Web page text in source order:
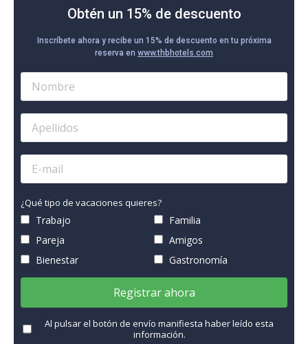
Obtén un 15% de descuento
Inscríbete ahora y recibe un 15% de descuento en tu próxima
reserva en www.thbhotels.com
¿Qué tipo de vacaciones quieres?
Trabajo
Familia
Pareja
Amigos
Bienestar
Gastronomía
Registrar ahora
Al pulsar el botón de envío manifiesta haber leído esta
información.